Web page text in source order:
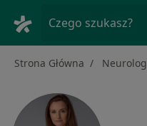
Czego szukasz?
Strona Główna Neurolog